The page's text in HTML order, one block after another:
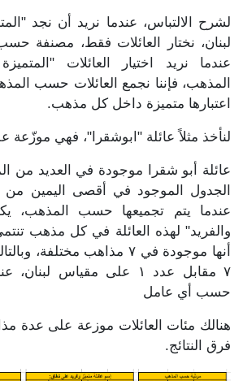
لشرح الالتباس، عندما نريد أن نجد
لبنان، نختار العائلات فقط، مصنفة
عندما نريد اختيار العائلات
المذهب، فإننا نجمع العائلات حسب
اعتبارها متميزة داخل كل مذهب.
لنأخذ مثلاً عائلة "ابوشقرا"، فهي
عائلة أبو شقرا موجودة في العديد من
الجدول الموجود في أقصى اليمين من
عندما يتم تجميعها حسب المذهب،
والفريد" لهذه العائلة في كل مذهب
أنها موجودة في ٧ مذاهب
٧ مقابل عدد ١ على مقياس
حسب أي عامل
هنالك مئات العائلات موزعة على عدة
فرق النتائج.